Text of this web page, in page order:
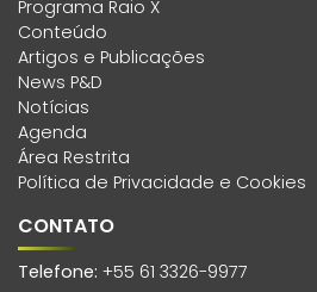
Programa Raio X
Conteúdo
Artigos e Publicações
News P&D
Notícias
Agenda
Área Restrita
Política de Privacidade e Cookies
CONTATO
Telefone: +55 61 3326-9977